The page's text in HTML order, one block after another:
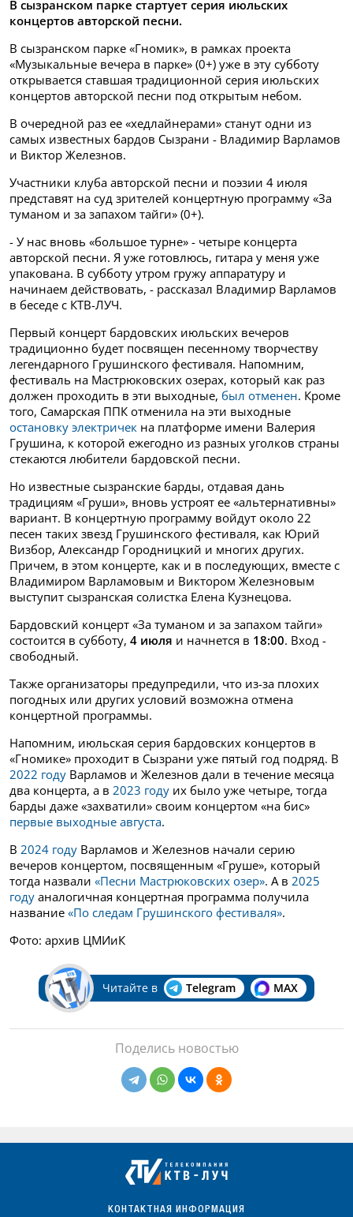
В сызранском парке стартует серия июльских
концертов авторской песни.
В сызранском парке «Гномик», в рамках проекта
«Музыкальные вечера в парке» (0+) уже в эту субботу
открывается ставшая традиционной серия июльских
концертов авторской песни под открытым небом.
В очередной раз ее «хедлайнерами» станут одни из
самых известных бардов Сызрани - Владимир Варламов
и Виктор Железнов.
Участники клуба авторской песни и поэзии 4 июля
представят на суд зрителей концертную программу «За
туманом и за запахом тайги» (0+).
- У нас вновь «большое турне» - четыре концерта
авторской песни. Я уже готовлюсь, гитара у меня уже
упакована. В субботу утром гружу аппаратуру и
начинаем действовать, - рассказал Владимир Варламов
в беседе с КТВ-ЛУЧ.
Первый концерт бардовских июльских вечеров
традиционно будет посвящен песенному творчеству
легендарного Грушинского фестиваля. Напомним,
фестиваль на Мастрюковских озерах, который как раз
должен проходить в эти выходные, был отменен. Кроме
того, Самарская ППК отменила на эти выходные
остановку электричек на платформе имени Валерия
Грушина, к которой ежегодно из разных уголков страны
стекаются любители бардовской песни.
Но известные сызранские барды, отдавая дань
традициям «Груши», вновь устроят ее «альтернативны»
вариант. В концертную программу войдут около 22
песен таких звезд Грушинского фестиваля, как Юрий
Визбор, Александр Городницкий и многих других.
Причем, в этом концерте, как и в последующих, вместе с
Владимиром Варламовым и Виктором Железновым
выступит сызранская солистка Елена Кузнецова.
Бардовский концерт «За туманом и за запахом тайги»
состоится в субботу, 4 июля и начнется в 18:00. Вход -
свободный.
Также организаторы предупредили, что из-за плохих
погодных или других условий возможна отмена
концертной программы.
Напомним, июльская серия бардовских концертов в
«Гномике» проходит в Сызрани уже пятый год подряд. В
2022 году Варламов и Железнов дали в течение месяца
два концерта, а в 2023 году их было уже четыре, тогда
барды даже «захватили» своим концертом «на бис»
первые выходные августа.
В 2024 году Варламов и Железнов начали серию
вечеров концертом, посвященным «Груше», который
тогда назвали «Песни Мастрюковских озер». А в 2025
году аналогичная концертная программа получила
название «По следам Грушинского фестиваля».
Фото: архив ЦМИиК
Читайте в Telegram MAX
Поделись новостью
КОНТАКТНАЯ ИНФОРМАЦИЯ